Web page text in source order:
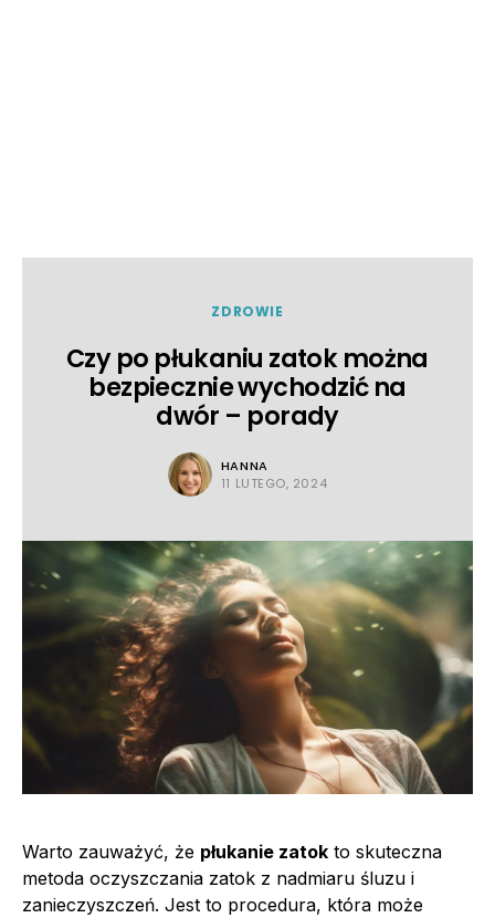
ZDROWIE
Czy po płukaniu zatok można
bezpiecznie wychodzić na
dwór – porady
HANNA
11 LUTEGO, 2024
Warto zauważyć, że płukanie zatok to skuteczna
metoda oczyszczania zatok z nadmiaru śluzu i
zanieczyszczeń. Jest to procedura, która może